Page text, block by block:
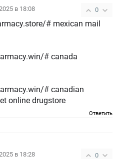
0
в 18:08
# mexican mail
# canada
# canadian
online drugstore
Ответить
0
в 18:28